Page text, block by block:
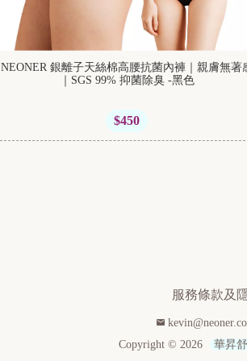
NEONER 銀離子天絲棉高腰抗菌內褲｜親膚無著
｜SGS 99% 抑菌除臭 -黑色
$450
服務條款及
Copyright © 2026 華昇